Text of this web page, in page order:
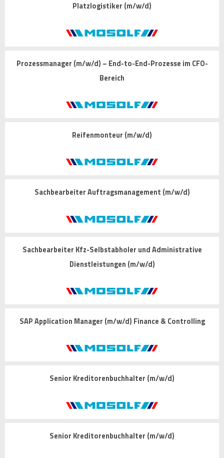
Platzlogistiker (m/w/d)
Prozessmanager (m/w/d) – End-to-End-Prozesse im CFO-
Bereich
Reifenmonteur (m/w/d)
Sachbearbeiter Auftragsmanagement (m/w/d)
Sachbearbeiter Kfz-Selbstabholer und Administrative
Dienstleistungen (m/w/d)
SAP Application Manager (m/w/d) Finance & Controlling
Senior Kreditorenbuchhalter (m/w/d)
Senior Kreditorenbuchhalter (m/w/d)